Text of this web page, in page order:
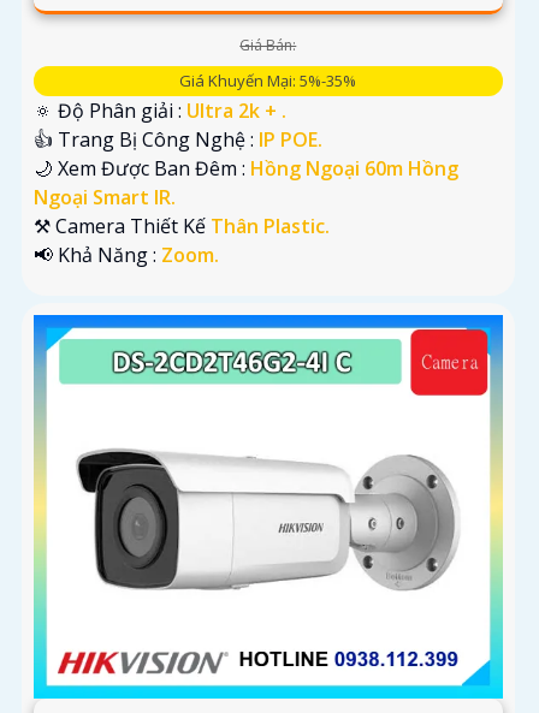
Giá Bán:
Giá Khuyến Mại: 5%-35%
🔅 Độ Phân giải : Ultra 2k + .
👍 Trang Bị Công Nghệ : IP POE.
🌙 Xem Được Ban Đêm : Hồng Ngoại 60m Hồng
Ngoại Smart IR.
⚒ Camera Thiết Kế Thân Plastic.
️📢 Khả Năng : Zoom.